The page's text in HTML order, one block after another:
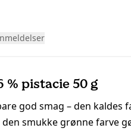
% pistacie 50 g
god smag – den kaldes
smukke grønne farve